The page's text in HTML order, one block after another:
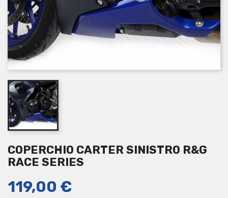
COPERCHIO CARTER SINISTRO R&G
RACE SERIES
119,00 €